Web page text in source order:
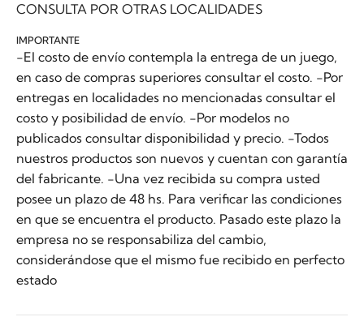
CONSULTA POR OTRAS LOCALIDADES
IMPORTANTE
-El costo de envío contempla la entrega de un juego,
en caso de compras superiores consultar el costo. -Por
entregas en localidades no mencionadas consultar el
costo y posibilidad de envío. -Por modelos no
publicados consultar disponibilidad y precio. -Todos
nuestros productos son nuevos y cuentan con garantía
del fabricante. -Una vez recibida su compra usted
posee un plazo de 48 hs. Para verificar las condiciones
en que se encuentra el producto. Pasado este plazo la
empresa no se responsabiliza del cambio,
considerándose que el mismo fue recibido en perfecto
estado